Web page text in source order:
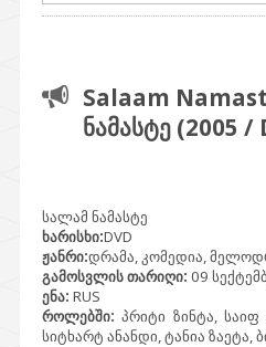
Salaam
ნამასტე (2005 /
სალამ ნამასტე
ხარისხი:DVD
ჟანრი:დრამა, კომედია,
გამოსვლის თარიღი: 09
ენა: RUS
როლებში: პრიტი ზინტა,
სიტხარტ ანანდი, ტანია ზაეტა,